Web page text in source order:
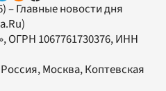
– Главные новости дня
, ОГРН 1067761730376, ИНН
Москва, Коптевская